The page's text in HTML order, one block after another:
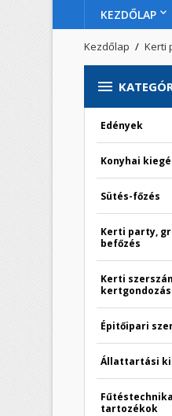
KEZDŐLAP
Kezdőlap Kerti

Edények
Konyhai
Sütés-főzés
Kerti party,
befőzés
Kerti
kertgondozás
Épitőipari
Állattartási
tartozékok